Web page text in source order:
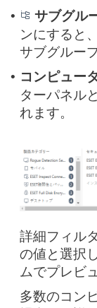
• サブグル
ンにすると
サブグルー
• コンピュー
ターパネル
れます。
詳細フィル
の値と選択
ムでプレビ
多数のコン